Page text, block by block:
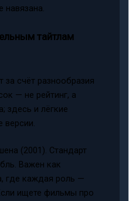
навязана.
тайтлам
за счёт разнообразия
— не рейтинг, а
здесь и лёгкие
версии.
(2001). Стандарт
Важен как
где каждая роль —
ищете фильмы про